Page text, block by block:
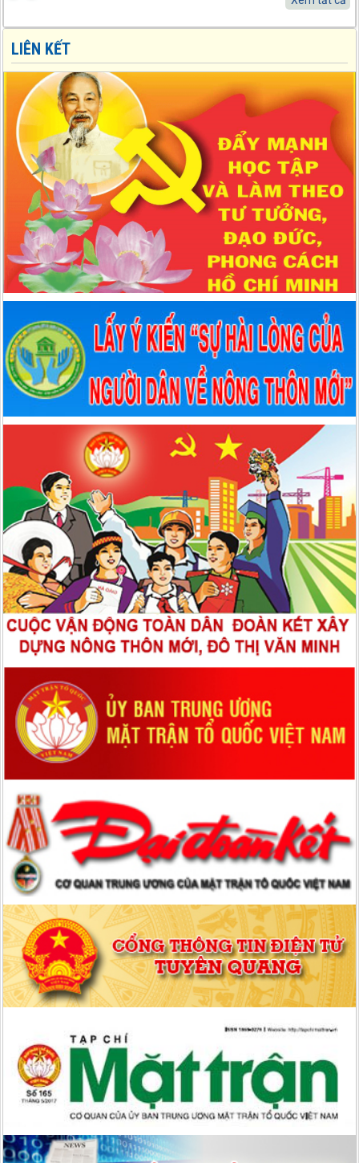
MTTQ tỉnh Tuyên Quang Quyết định về việc hỗ trợ khắc phục thiệt
hại đối với các công trình hạ tầng (đợt 1)
Quyết định số: 205/QĐ-MTTQ-BVĐ ngày 26/04/2026 của Uỷ ban
MTTQ tỉnh Tuyên Quang Quyết định về việc chi kinh phí phục vụ
Lãnh đạo Đảng, Nhà nước thăm, tặng quà gia đình chính sách,
người nghèo nhân dịp Lễ 30/4 - 1/5 năm 2026
Kế hoạch số: Số: 50/KH-MTTQ-BTT ngày 09/04/2026 của Uỷ ban
MTTQ tỉnh Tuyên Quang KẾ HOẠCH Triển khai thực hiện phong
trào thi đua “Dân vận khéo” giai đoạn 2026 - 2030
Hướng dẫn số: 06/HD-MTTQ-BTT ngày 06/04/2026 của Uỷ ban
MTTQ tỉnh Tuyên Quang HƯỚNG DẪN Tuyên truyền kết quả Hội
nghị lần thứ hai Ban Chấp hành Trung ương Đảng khóa XIV
Nghị quyết số: Nghị quyết Đại hội XIV của Đảng ngày 23/01/2026
của Bộ Chính trị Nghị quyết Đại hội XIV của Đảng
Chỉ thị số: 01-CT/TW ngày 23/01/2026 của Bộ Chính trị Chỉ thị số
01-CT/TW về nghiên cứu, học tập, quán triệt, tuyên truyền và triển
khai thực hiện Nghị quyết Đại hội XIV của Đảng
Nghị quyết số: 80-NQ/TW ngày 07/01/2026 của Bộ Chính trị Toàn
văn Nghị quyết 80-NQ/TW năm 2026 của Bộ Chính trị về phát triển
văn hoá Việt Nam
Nghị quyết số: 79-NQ/TW ngày 06/01/2026 của Bộ Chính trị Nghị
quyết 79-NQ/TW 2026, ngày 06/01/2026 của Bộ Chính trị về phát
triển kinh tế nhà nước
Quyết định số: 43/QĐ-MTTQ-BTT ngày 25/11/2025 của Uỷ ban
MTTQ tỉnh Tuyên Quang Quyết định hỗ trợ kinh phí làm mới và
sửa chữa nhà ở cho hộ thuộc Chương trình xóa nhà tạm, nhà dột
nát năm 2025
Quyết định số: 43/QĐ-MTTQ-BTT ngày 25/11/2025 của Uỷ ban
MTTQ tỉnh Tuyên Quang Quyết định hỗ trợ kinh phí làm mới và
sửa chữa nhà ở cho hộ thuộc Chương trình xóa nhà tạm, nhà dột
nát năm 2025
Quyết định số: 382/QĐ-MTTQ-BTT ngày 28/10/2025 của Uỷ ban
MTTQ tỉnh Tuyên Quang Quyết định về việc hỗ trợ kinh phí chênh
lệch đối với nhà ở thuộc 02 Chương trình mục tiêu quốc gia năm
2025, từ nguồn ủng hộ xóa nhà tạm, nhà dột nát
Loại khác số: LỜI KÊU GỌI ngày 10/10/2025 của Uỷ ban MTTQ
tỉnh Tuyên Quang LỜI KÊU GỌI ỦNG HỘ ĐỒNG BÀO BỊ THIỆT HẠI
DO BÃO SỐ 10 GÂY RA Hưởng ứng Lời kêu gọi của Đoàn Chủ tịch
Ủy ban Trung ương MTTQ Việt Nam về việc vận động ủng hộ đồng
bào khắc phục thiệt hại do cơn bão số 10 gây ra; được sự nhất trí
của Thường trực Tỉnh ủy; Ủy ban Mặt trận Tổ quốc Việt Nam tỉnh
Tuyên Quang kêu gọi các cơ quan, đơn vị, tổ chức, doanh nghiệp,
cán bộ, chiến sĩ, công chức, viên chức, người lao động, nhà hảo
tâm, Nhân dân trong và ngoài tỉnh phát huy truyền thống đoàn
chia, hỗ trợ, động viên cả về vật chất và tinh thần, giúp đỡ Nhân
dân và các địa phương nhanh chóng khắc phục thiệt hại, sớm ổn
định cuộc sống, khôi phục sản xuất, kinh doanh. Với tinh thần
“nhường cơm sẻ áo”, người có của góp của, người có công góp
công, có ít góp ít, có nhiều góp nhiều (mức phấn đấu chung là: cán
bộ, công chức, viên chức, chiến sĩ lực lượng vũ trang, người hưởng
lương từ
Quyết định số: 319/QĐ-MTTQ-BVĐCT ngày 07/10/2025 của Uỷ
ban MTTQ tỉnh Tuyên Quang Quyết định về việc mua nước uống,
nhu yếu phẩm thiết yếu hỗ trợ Nhân dân bị ảnh hưởng do bão số
10 gây ra (đợt 5)
Quyết định số: 316/QĐ-MTTQ-BVĐCT ngày 05/10/2025 của Uỷ
ban MTTQ tỉnh Tuyên Quang Quyết định về việc mua nước uống,
Hướng dẫn số: 07/KH-MTTQ-BTT ngày 17/09/2025 của Uỷ ban
MTTQ tỉnh Tuyên Quang Hướng dẫn tuyên truyền Đại hội đại biểu
Mặt trận Tổ quốc Việt Nam cấp xã, cấp tỉnh tiến tới Đại hội đại biểu
toàn quốc Mặt trận Tổ quốc Việt Nam nhiệm kỳ 2026 - 2031
Hướng dẫn số: 06/HD-MTTQ-BTT ngày 10/09/2025 của Uỷ ban
MTTQ tỉnh Tuyên Quang Hướng dẫn tổ chức Đại hội đại biểu Mặt
trận Tổ quốc Việt Nam cấp xã, nhiệm kỳ 2025 - 2030
LIÊN KẾT